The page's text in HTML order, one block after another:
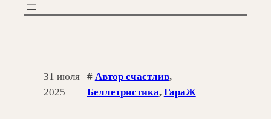
31 июля
2025
# Автор счастлив ,
Беллетристика, ГараЖ